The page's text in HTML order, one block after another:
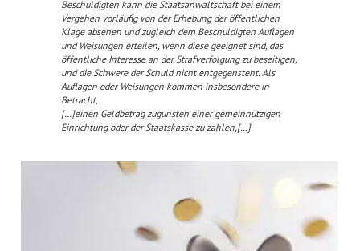
Beschuldigten kann die Staatsanwaltschaft bei einem
Vergehen vorläufig von der Erhebung der öffentlichen
Klage absehen und zugleich dem Beschuldigten Auflagen
und Weisungen erteilen, wenn diese geeignet sind, das
öffentliche Interesse an der Strafverfolgung zu beseitigen,
und die Schwere der Schuld nicht entgegensteht. Als
Auflagen oder Weisungen kommen insbesondere in
Betracht,
[…]einen Geldbetrag zugunsten einer gemeinnützigen
Einrichtung oder der Staatskasse zu zahlen,[…]